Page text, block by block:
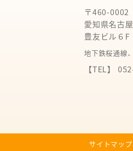
〒460-0002
愛知県名古
豊友ビル６F
地下鉄桜通線
【TEL】
サイトマップ